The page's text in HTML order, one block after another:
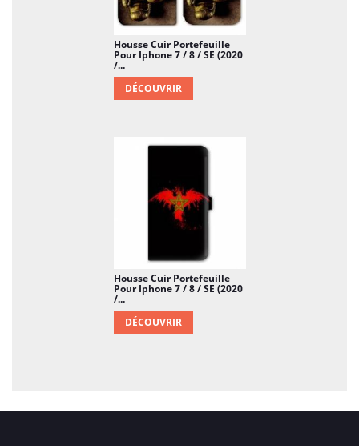
Housse Cuir Portefeuille
Pour Iphone 7 / 8 / SE (2020
/...
DÉCOUVRIR
Housse Cuir Portefeuille
Pour Iphone 7 / 8 / SE (2020
/...
DÉCOUVRIR